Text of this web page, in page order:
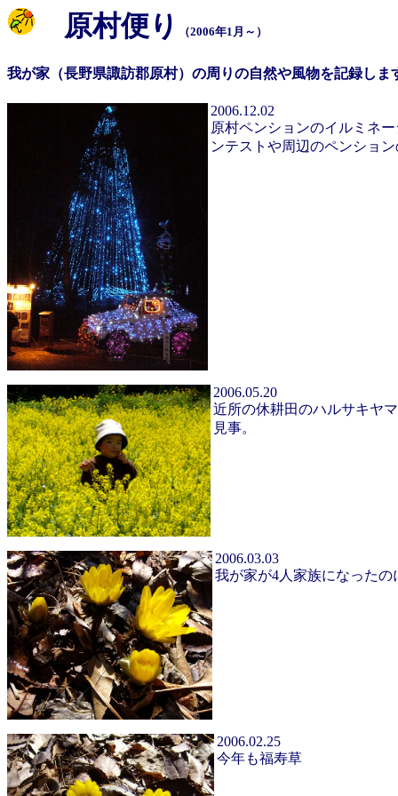
原村便り （2006年1月～）
我が家（長野県諏訪郡原村）の周りの自然や風物を記録しま
2006.12.02
原村ペンションのイルミネ
ンテストや周辺のペンショ
2006.05.20
近所の休耕田のハルサキヤ
見事。
2006.03.03
我が家が4人家族になった
2006.02.25
今年も福寿草